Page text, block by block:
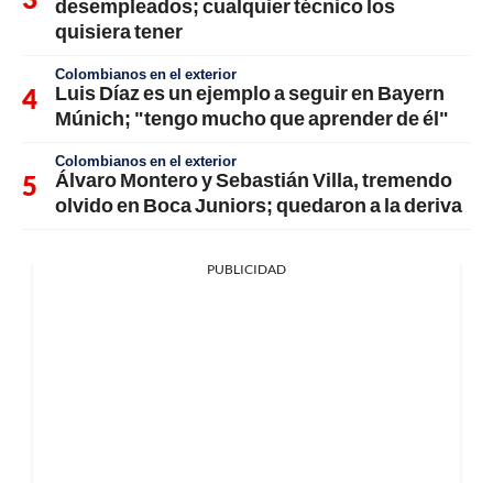
desempleados; cualquier técnico los
quisiera tener
Colombianos en el exterior
Luis Díaz es un ejemplo a seguir en Bayern
Múnich; "tengo mucho que aprender de él"
Colombianos en el exterior
Álvaro Montero y Sebastián Villa, tremendo
olvido en Boca Juniors; quedaron a la deriva
PUBLICIDAD